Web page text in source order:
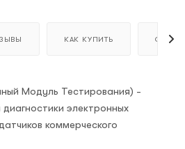
КАК КУПИТЬ ОПЛАТА
Модуль Тестирования) -
электронных
коммерческого